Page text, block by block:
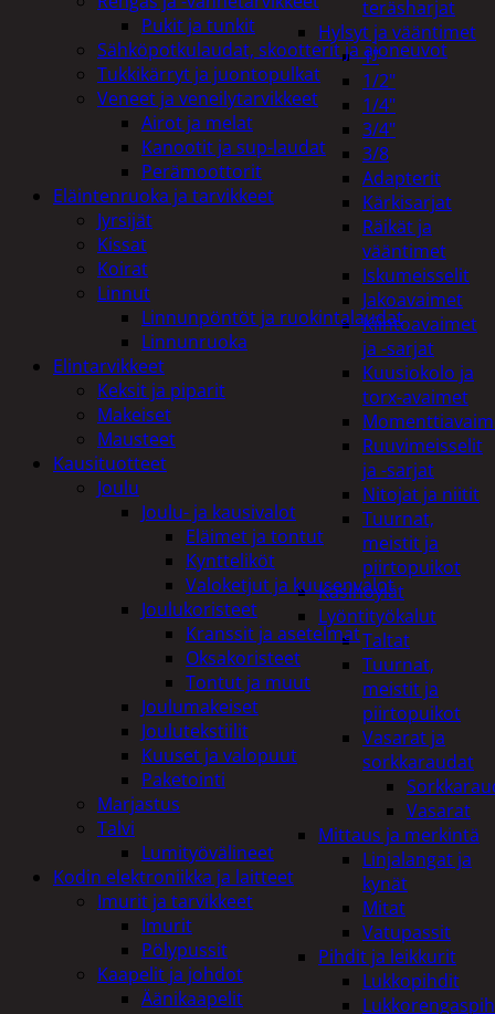
teräsharjat
Hylsyt ja vääntimet
1"
1/2"
1/4"
3/4"
3/8
Adapterit
Kärkisarjat
Räikät ja
vääntimet
Iskumeisselit
Jakoavaimet
Kiintoavaimet
ja -sarjat
Kuusiokolo ja
torx-avaimet
Ruuvimeisselit
ja -sarjat
Nitojat ja niitit
Tuurnat,
meistit ja
piirtopuikot
Käsihöylät
Lyöntityökalut
Taltat
Tuurnat,
meistit ja
piirtopuikot
Vasarat ja
sorkkaraudat
Vasarat
Mittaus ja merkintä
Linjalangat ja
kynät
Mitat
Vatupassit
Pihdit ja leikkurit
Lukkopihdit
Pukit ja tunkit
Sähköpotkulaudat, skootterit ja ajoneuvot
Tukkikärryt ja juontopulkat
Veneet ja veneilytarvikkeet
Airot ja melat
Kanootit ja sup-laudat
Perämoottorit
Eläintenruoka ja tarvikkeet
Jyrsijät
Kissat
Koirat
Linnut
Linnunpöntöt ja ruokintalaudat
Linnunruoka
Elintarvikkeet
Keksit ja piparit
Makeiset
Mausteet
Kausituotteet
Joulu
Joulu- ja kausivalot
Eläimet ja tontut
Kyntteliköt
Valoketjut ja kuusenvalot
Joulukoristeet
Kranssit ja asetelmat
Oksakoristeet
Tontut ja muut
Joulumakeiset
Joulutekstiilit
Kuuset ja valopuut
Paketointi
Marjastus
Talvi
Lumityövälineet
Kodin elektroniikka ja laitteet
Imurit ja tarvikkeet
Imurit
Pölypussit
Kaapelit ja johdot
Äänikaapelit